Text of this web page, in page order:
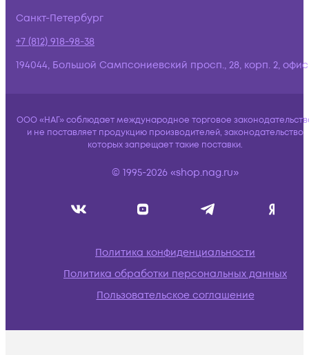
Санкт-Петербург
+7 (812) 918-98-38
194044, Большой Сампсониевский просп., 28, корп. 2,
ООО «НАГ» соблюдает международное торговое
и не поставляет продукцию производителей, законодательство
которых запрещает такие поставки.
© 1995-2026 «shop.nag.ru»
Политика конфиденциальности
Политика обработки персональных данных
Пользовательское соглашение